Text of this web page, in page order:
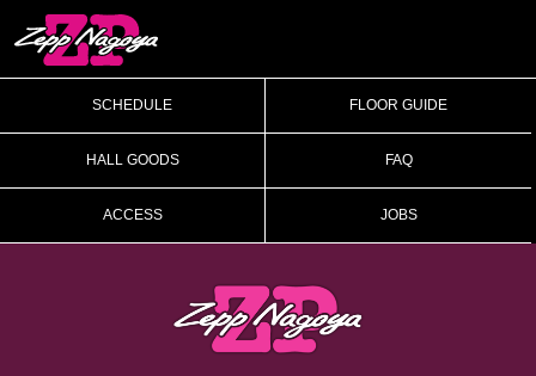
SCHEDULE FLOOR GUIDE
HALL GOODS FAQ
ACCESS JOBS